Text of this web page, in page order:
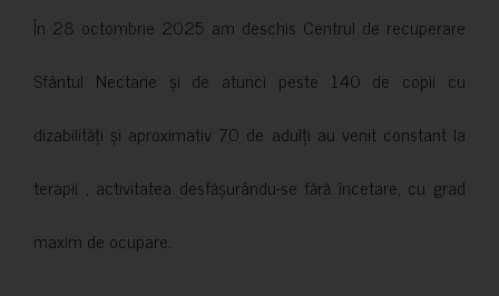
În 28 octombrie 2025 am deschis Centrul de recuperare
Sfântul Nectarie și de atunci peste 140 de copii cu
dizabilități și aproximativ 70 de adulți au venit constant la
terapii , activitatea desfășurându-se fără încetare, cu grad
maxim de ocupare.